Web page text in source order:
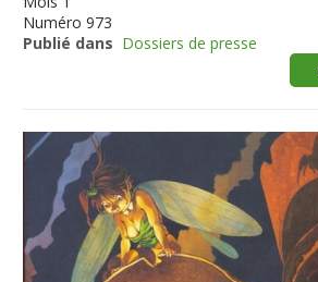
Numéro 973
Publié dans Dossiers de presse